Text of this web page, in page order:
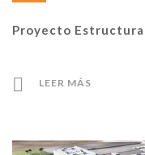
Proyecto
LEER MÁS